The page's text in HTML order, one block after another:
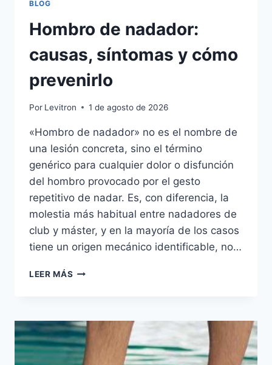
BLOG
Hombro de nadador:
causas, síntomas y cómo
prevenirlo
Por Levitron 1 de agosto de 2026
«Hombro de nadador» no es el nombre de
una lesión concreta, sino el término
genérico para cualquier dolor o disfunción
del hombro provocado por el gesto
repetitivo de nadar. Es, con diferencia, la
molestia más habitual entre nadadores de
club y máster, y en la mayoría de los casos
tiene un origen mecánico identificable, no…
LEER MÁS HOMBRO
SÍNTOMAS
Y
CÓMO
PREVENIRLO